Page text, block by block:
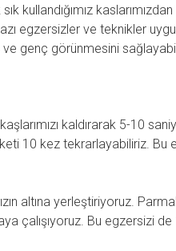
kullandığımız
egzersizler ve teknikler
ve genç görünmesini
kaldırarak 5-10
10 kez tekrarlayabiliriz. Bu
altına yerleştiriyoruz.
çalışıyoruz. Bu egzersizi